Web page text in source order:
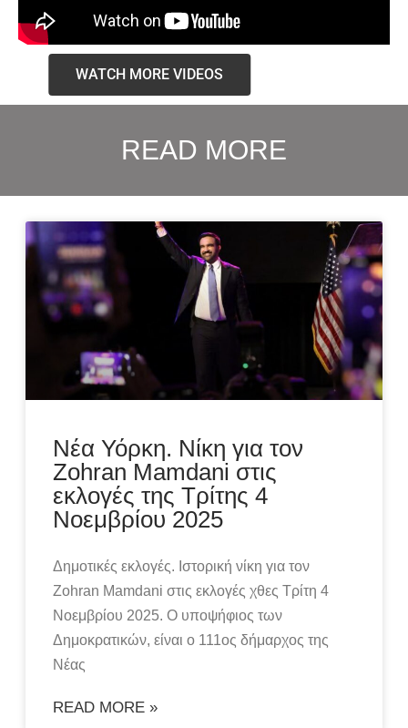
WATCH MORE VIDEOS
READ MORE
Νέα Υόρκη. Νίκη για τον
Zohran Mamdani στις
εκλογές της Τρίτης 4
Νοεμβρίου 2025
Δημοτικές εκλογές. Ιστορική νίκη για τον
Zohran Mamdani στις εκλογές χθες Τρίτη 4
Νοεμβρίου 2025. Ο υποψήφιος των
Δημοκρατικών, είναι ο 111ος δήμαρχος της
Νέας
READ MORE »